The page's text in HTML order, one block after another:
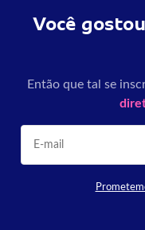
Você
Então que tal se